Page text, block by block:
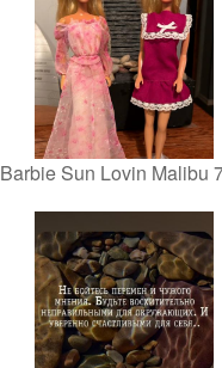
Barbie Sun Lovin Malibu